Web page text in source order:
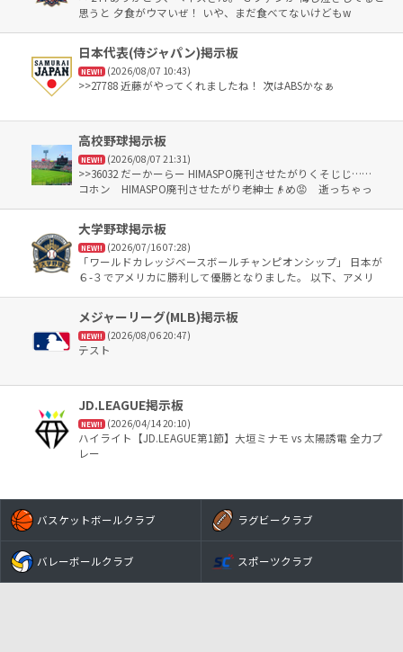
思うと 夕食がウマいぜ！ いや、まだ食べてないけどもw
日本代表(侍ジャパン)掲示板
NEW!! (2026/08/07 10:43)
>>27788 近藤がやってくれましたね！ 次はABSかなぁ
高校野球掲示板
NEW!! (2026/08/07 21:31)
>>36032 だーかーらー HIMASPO廃刊させたがりくそじじ……
コホン HIMASPO廃刊させたがり老紳士👴め😡 逝っちゃっ
大学野球掲示板
NEW!! (2026/07/16 07:28)
「ワールドカレッジベースボールチャンピオンシップ」 日本が
６-３でアメリカに勝利して優勝となりました。 以下、アメリ
メジャーリーグ(MLB)掲示板
NEW!! (2026/08/06 20:47)
テスト
JD.LEAGUE掲示板
NEW!! (2026/04/14 20:10)
ハイライト【JD.LEAGUE第1節】大垣ミナモ vs 太陽誘電 全力プ
レー
バスケットボールクラブ ラグビークラブ
バレーボールクラブ スポーツクラブ